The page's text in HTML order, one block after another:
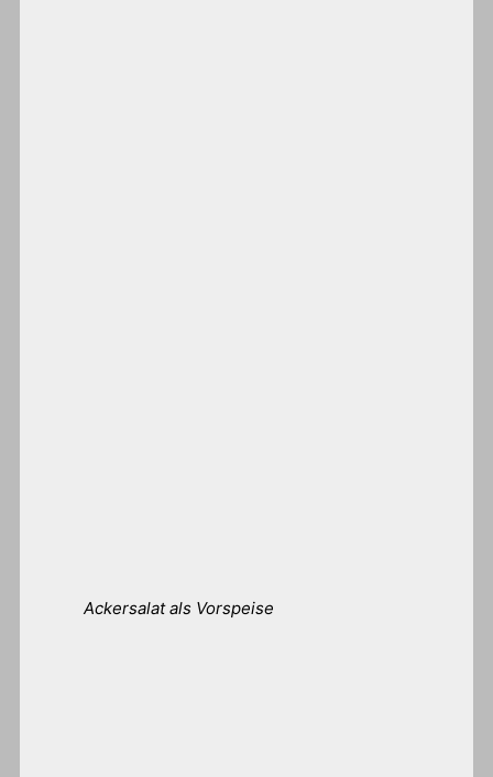
Ackersalat als Vorspeise